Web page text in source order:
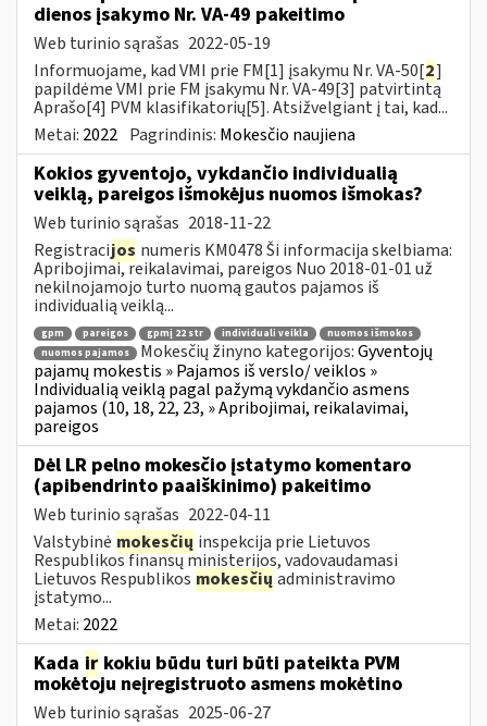
dienos įsakymo Nr. VA-49 pakeitimo
Web turinio sąrašas 2022-05-19
Informuojame, kad VMI prie FM[1] įsakymu Nr. VA-50[2]
papildėme VMI prie FM įsakymu Nr. VA-49[3] patvirtintą
Aprašo[4] PVM klasifikatorių[5]. Atsižvelgiant į tai, kad...
Metai: 2022 Pagrindinis: Mokesčio naujiena
Kokios gyventojo, vykdančio individualią
veiklą, pareigos išmokėjus nuomos išmokas?
Web turinio sąrašas 2018-11-22
Registracijos numeris KM0478 Ši informacija skelbiama:
Apribojimai, reikalavimai, pareigos Nuo 2018-01-01 už
nekilnojamojo turto nuomą gautos pajamos iš
individualią veiklą...
gpm pareigos gpmį 22 str individuali veikla
nuomos išmokos
nuomos pajamos
Mokesčių žinyno kategorijos:Gyventojų
pajamų mokestis » Pajamos iš verslo/ veiklos »
Individualią veiklą pagal pažymą vykdančio asmens
pajamos (10, 18, 22, 23, » Apribojimai, reikalavimai,
pareigos
Dėl LR pelno mokesčio įstatymo komentaro
(apibendrinto paaiškinimo) pakeitimo
Web turinio sąrašas 2022-04-11
Valstybinė mokesčių inspekcija prie Lietuvos
Respublikos finansų ministerijos, vadovaudamasi
Lietuvos Respublikos mokesčių administravimo
įstatymo...
Metai: 2022
Kada ir kokiu būdu turi būti pateikta PVM
mokėtoju neįregistruoto asmens mokėtino
Web turinio sąrašas 2025-06-27